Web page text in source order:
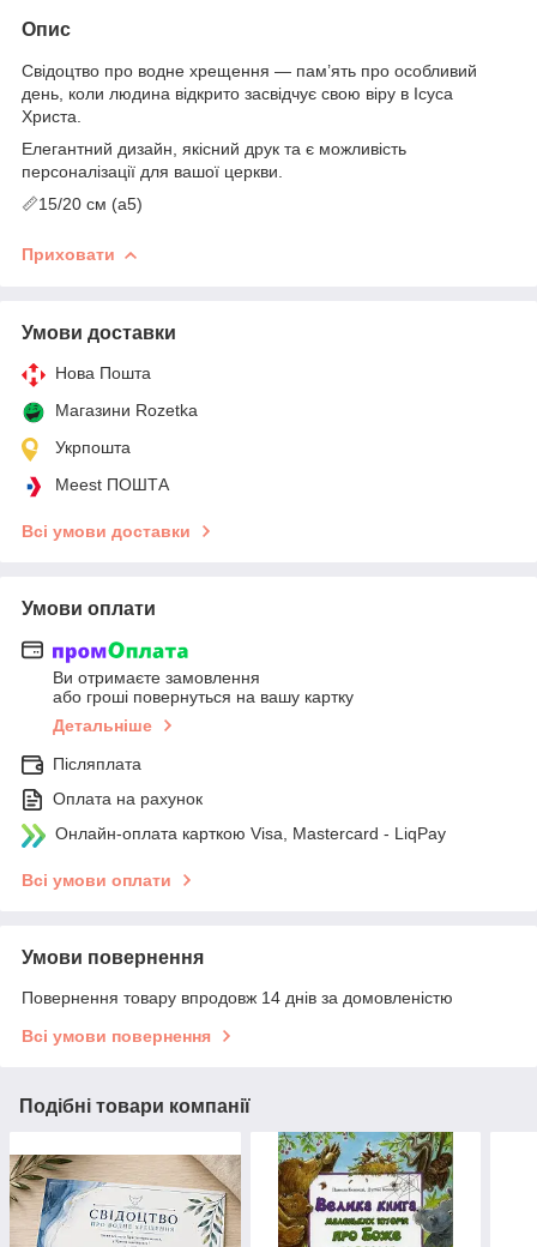
Опис
Свідоцтво про водне хрещення — пам’ять про особливий
день, коли людина відкрито засвідчує свою віру в Ісуса
Христа.
Елегантний дизайн, якісний друк та є можливість
персоналізації для вашої церкви.
📏15/20 см (а5)
Приховати
Умови доставки
Нова Пошта
Магазини Rozetka
Укрпошта
Meest ПОШТА
Всі умови доставки
Умови оплати
Ви отримаєте замовлення
або гроші повернуться на вашу картку
Детальніше
Післяплата
Оплата на рахунок
Онлайн-оплата карткою Visa, Mastercard - LiqPay
Всі умови оплати
Умови повернення
Повернення товару впродовж 14 днів за домовленістю
Всі умови повернення
Подібні товари компанії